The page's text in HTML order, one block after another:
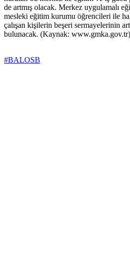
de artmış olacak. Merkez uygulamalı
mesleki eğitim kurumu öğrencileri ile
çalışan kişilerin beşeri sermayelerinin
bulunacak. (Kaynak: www.gmka.gov.tr)
#BALOSB